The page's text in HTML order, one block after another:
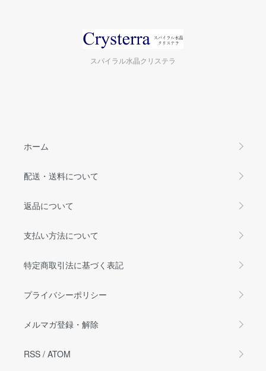
スパイラル水晶クリステラ
ホーム
配送・送料について
返品について
支払い方法について
特定商取引法に基づく表記
プライバシーポリシー
メルマガ登録・解除
RSS / ATOM